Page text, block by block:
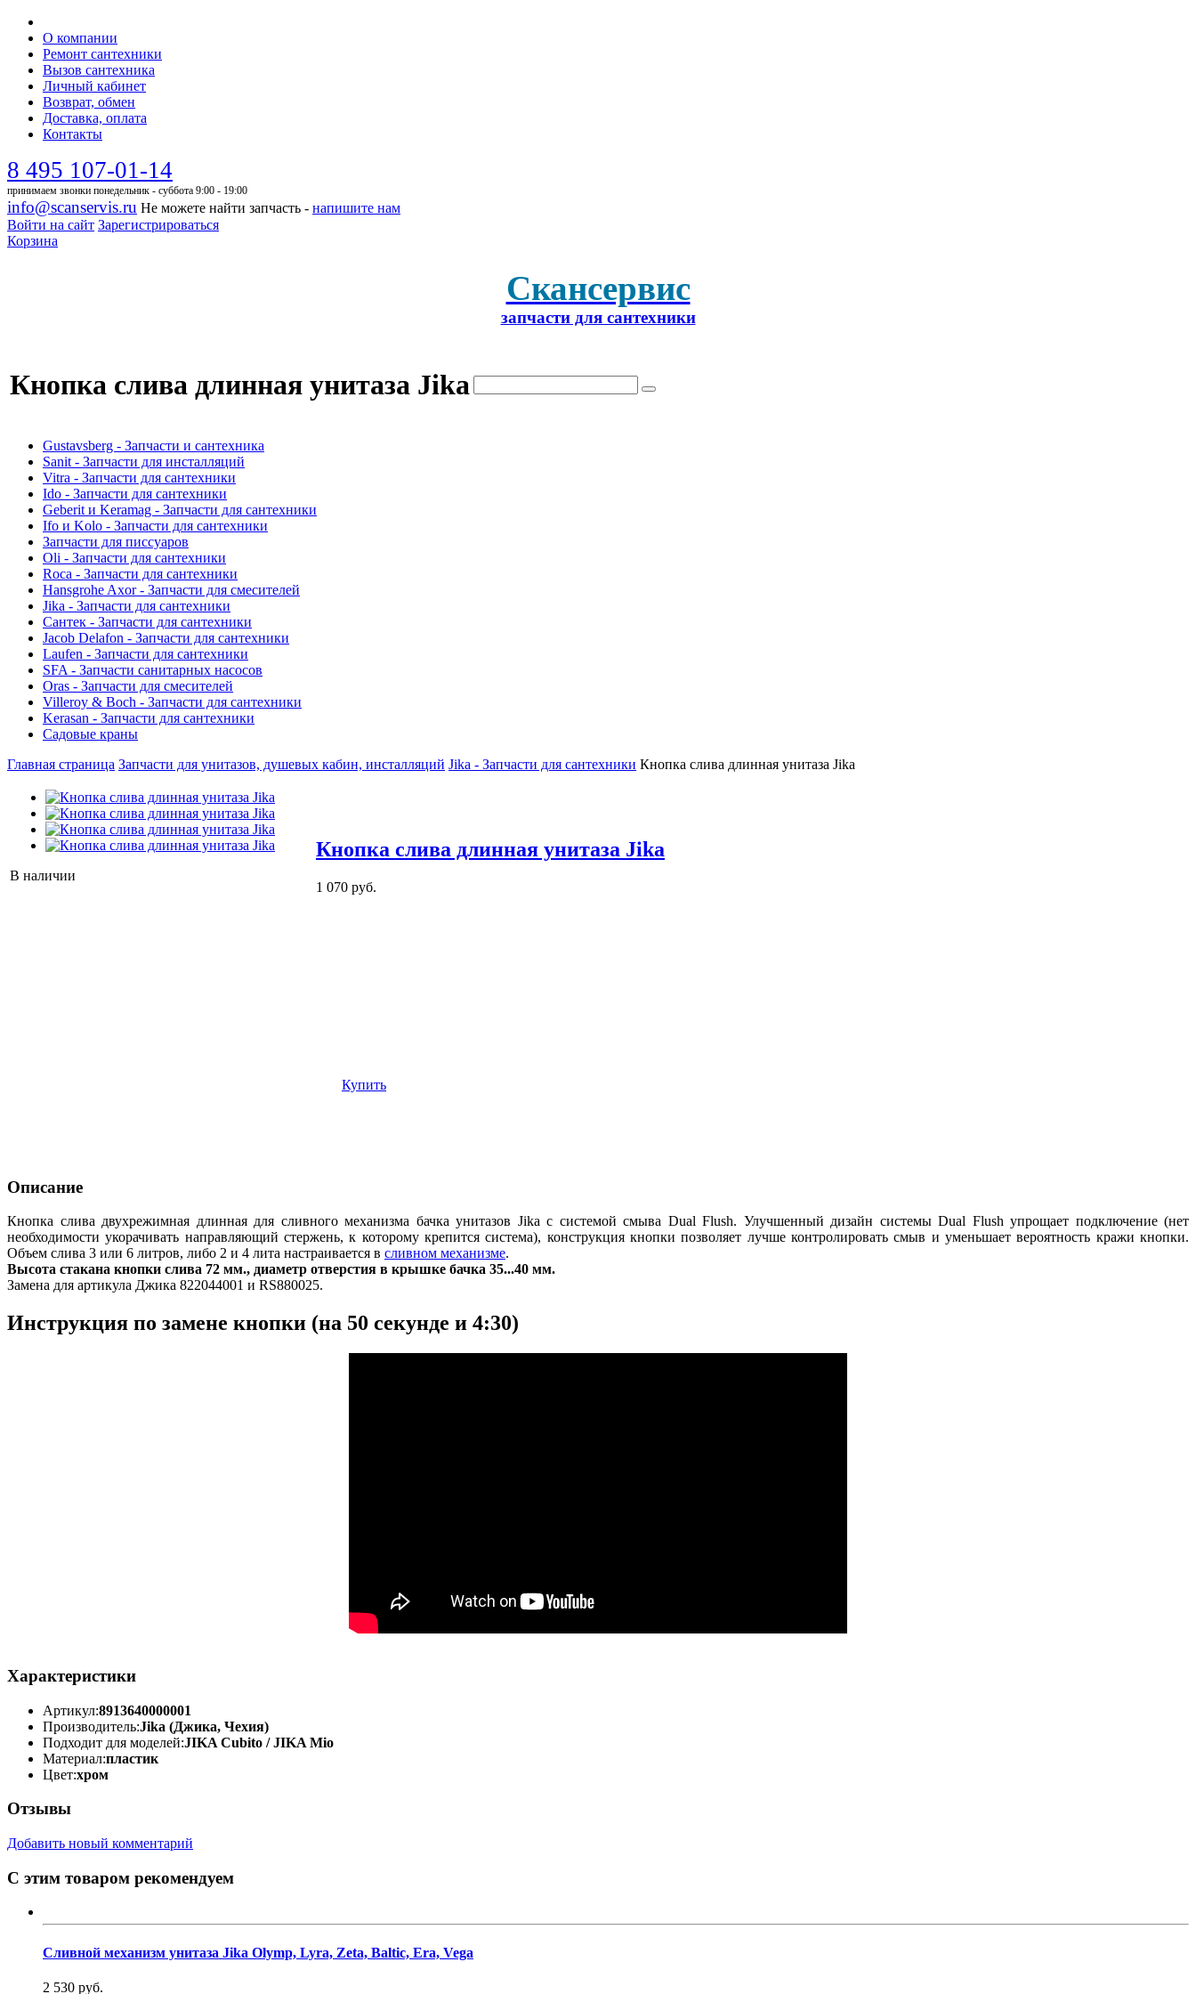
О компании
Ремонт сантехники
Вызов сантехника
Личный кабинет
Возврат, обмен
Доставка, оплата
Контакты
8 495 107-01-14
принимаем звонки понедельник - суббота 9:00 - 19:00
info@scanservis.ru Не можете найти запчасть - напишите нам
Войти на сайт Зарегистрироваться
Корзина
Скансервис
запчасти для сантехники
Кнопка слива длинная унитаза Jika
Gustavsberg - Запчасти и сантехника
Sanit - Запчасти для инсталляций
Vitra - Запчасти для сантехники
Ido - Запчасти для сантехники
Geberit и Keramag - Запчасти для сантехники
Ifo и Kolo - Запчасти для сантехники
Запчасти для писсуаров
Oli - Запчасти для сантехники
Roca - Запчасти для сантехники
Hansgrohe Axor - Запчасти для смесителей
Jika - Запчасти для сантехники
Сантек - Запчасти для сантехники
Jacob Delafon - Запчасти для сантехники
Laufen - Запчасти для сантехники
SFA - Запчасти санитарных насосов
Oras - Запчасти для смесителей
Villeroy & Boch - Запчасти для сантехники
Kerasan - Запчасти для сантехники
Садовые краны
Главная страница Запчасти для унитазов, душевых кабин, инсталляций Jika - Запчасти для сантехники Кнопка слива длинная унитаза Jika
В наличии
Кнопка слива длинная унитаза Jika
1 070 руб.
Купить
Описание
Кнопка слива двухрежимная длинная для сливного механизма бачка унитазов Jika с системой смыва Dual Flush. Улучшенный дизайн системы Dual Flush упрощает подключение (нет
необходимости укорачивать направляющий стержень, к которому крепится система), конструкция кнопки позволяет лучше контролировать смыв и уменьшает вероятность кражи кнопки.
Объем слива 3 или 6 литров, либо 2 и 4 лита настраивается в сливном механизме.
Высота стакана кнопки слива 72 мм., диаметр отверстия в крышке бачка 35...40 мм.
Замена для артикула Джика 822044001 и RS880025.
Инструкция по замене кнопки (на 50 секунде и 4:30)
Характеристики
Артикул:8913640000001
Производитель:Jika (Джика, Чехия)
Подходит для моделей:JIKA Cubito / JIKA Mio
Материал:пластик
Цвет:хром
Отзывы
Добавить новый комментарий
С этим товаром рекомендуем
Сливной механизм унитаза Jika Olymp, Lyra, Zeta, Baltic, Era, Vega
2 530 руб.